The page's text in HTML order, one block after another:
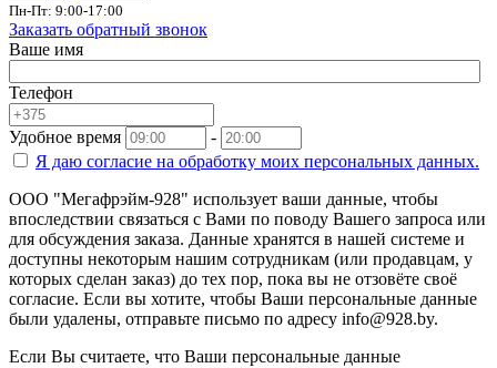
Пн-Пт: 9:00-17:00
Заказать обратный звонок
Ваше имя
Телефон
Удобное время
-
Я даю согласие на обработку моих персональных данных.
ООО "Мегафрэйм-928" использует ваши данные, чтобы
впоследствии связаться с Вами по поводу Вашего запроса или
для обсуждения заказа. Данные хранятся в нашей системе и
доступны некоторым нашим сотрудникам (или продавцам, у
которых сделан заказ) до тех пор, пока вы не отзовёте своё
согласие. Если вы хотите, чтобы Ваши персональные данные
были удалены, отправьте письмо по адресу info@928.by.
Если Вы считаете, что Ваши персональные данные